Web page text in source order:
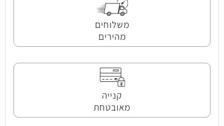
משלוחים
מהירים
קנייה
מאובטחת